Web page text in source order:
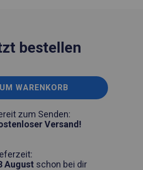
bestellen
WARENKORB
zum Senden:
Versand!
August schon bei dir